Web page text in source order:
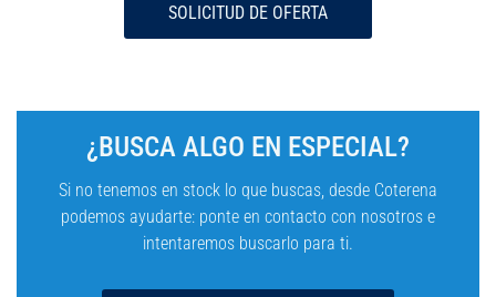
SOLICITUD DE OFERTA
¿BUSCA ALGO EN ESPECIAL?
Si no tenemos en stock lo que buscas, desde Coterena
podemos ayudarte: ponte en contacto con nosotros e
intentaremos buscarlo para ti.